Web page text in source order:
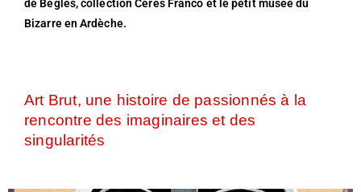
de Bègles, collection Cérès Franco et le petit musée du
Bizarre en Ardèche.
Art Brut, une histoire de passionnés à la
rencontre des imaginaires et des
singularités